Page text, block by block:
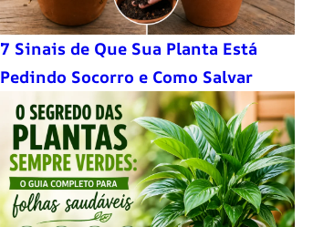
7 Sinais de Que Sua Planta Está
Pedindo Socorro e Como Salvar